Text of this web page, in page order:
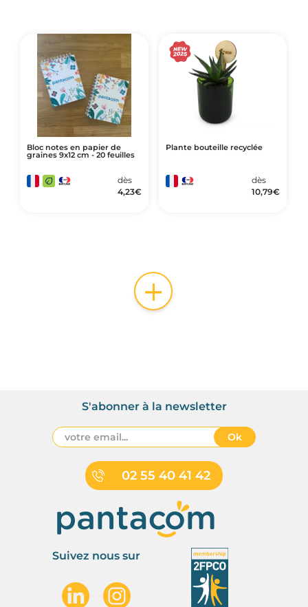
Bloc notes en papier de
graines 9x12 cm - 20 feuilles
dès
4,23€
Plante bouteille recyclée
dès
10,79€
+
02 55 40 41 42
S'abonner à la newsletter
Ok
Suivez nous sur